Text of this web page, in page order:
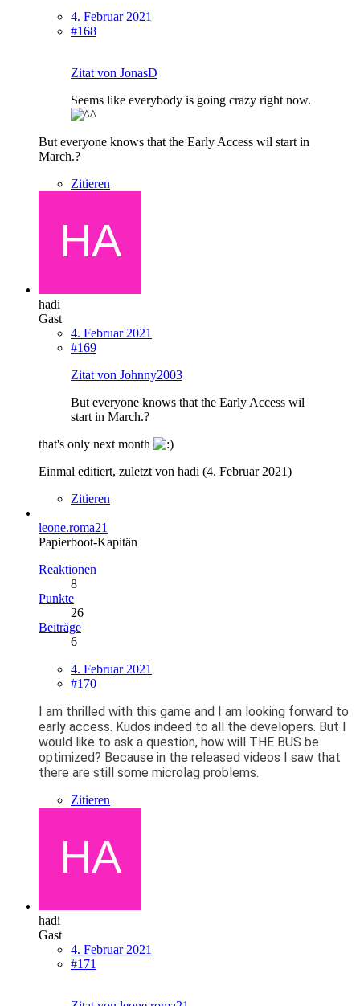
4. Februar 2021
#168
Zitat von JonasD
Seems like everybody is going crazy right now.
But everyone knows that the Early Access wil start in
March.?
Zitieren
hadi
Gast
4. Februar 2021
#169
Zitat von Johnny2003
But everyone knows that the Early Access wil
start in March.?
that's only next month
Einmal editiert, zuletzt von hadi (4. Februar 2021)
Zitieren
leone.roma21
Papierboot-Kapitän
Reaktionen
8
Punkte
26
Beiträge
6
4. Februar 2021
#170
I am thrilled with this game and I am looking forward to
early access. Kudos indeed to all the developers. But I
would like to ask a question, how will THE BUS be
optimized? Because in the released videos I saw that
there are still some microlag problems.
Zitieren
hadi
Gast
4. Februar 2021
#171